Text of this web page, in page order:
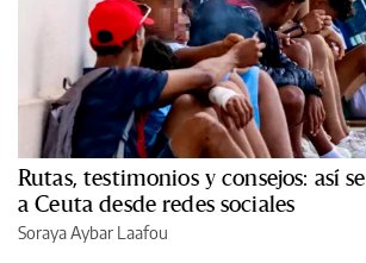
Rutas, testimonios y consejos: así
a Ceuta desde redes sociales
Soraya Aybar Laafou